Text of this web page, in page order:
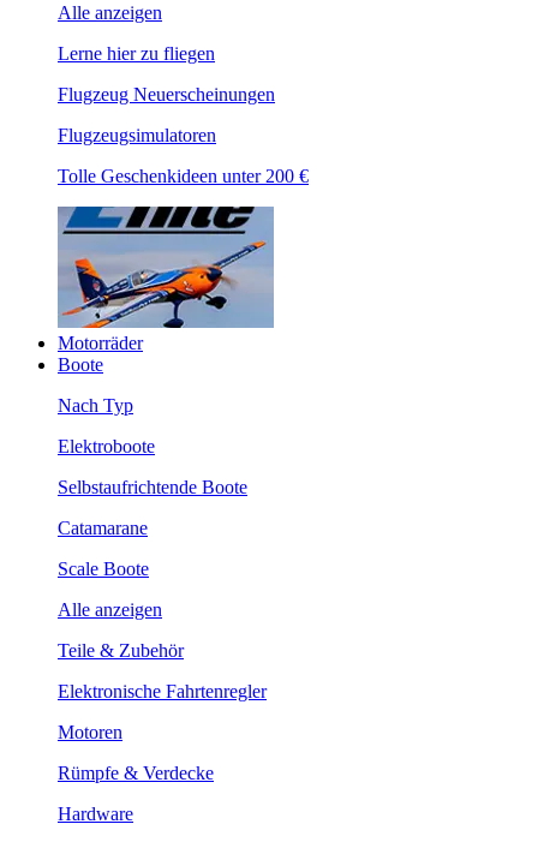
Alle anzeigen
Lerne hier zu fliegen
Flugzeug Neuerscheinungen
Flugzeugsimulatoren
Tolle Geschenkideen unter 200 €
Motorräder
Boote
Nach Typ
Elektroboote
Selbstaufrichtende Boote
Catamarane
Scale Boote
Alle anzeigen
Teile & Zubehör
Elektronische Fahrtenregler
Motoren
Rümpfe & Verdecke
Hardware